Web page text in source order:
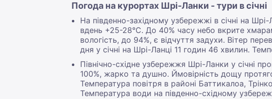
Погода на курортах Шрі-Ланки - тури в січні
На південно-західному узбережжі в січні на
вдень +25-28°С. До 40% часу небо вкрите
вологість, до 94%, є відчуття задухи. Вітер
дня у січні на Шрі-Ланці 11 годин 46 хвилин.
Північно-східне узбережжя Шрі-Ланки у січні
100%, жарко та душно. Ймовірність дощу
Температура повітря в районі Баттикалоа,
Температура води на південно-східному